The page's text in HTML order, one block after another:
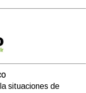
situaciones de